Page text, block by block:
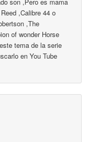
,Calibre 44 o
,The
of wonder Horse
tema de la serie
en You Tube